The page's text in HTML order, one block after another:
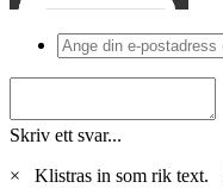
Skriv ett svar...
×
Klistras in som rik text.